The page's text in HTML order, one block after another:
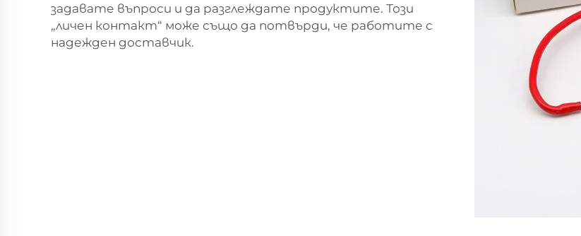
задавате въпроси и да разглеждате продуктите. Този
„личен контакт“ може също да потвърди, че работите с
надежден доставчик.